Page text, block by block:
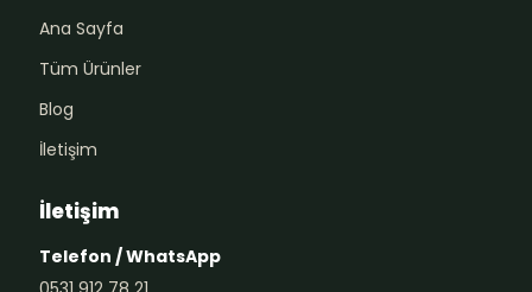
Ana Sayfa
Tüm Ürünler
Blog
İletişim
İletişim
Telefon / WhatsApp